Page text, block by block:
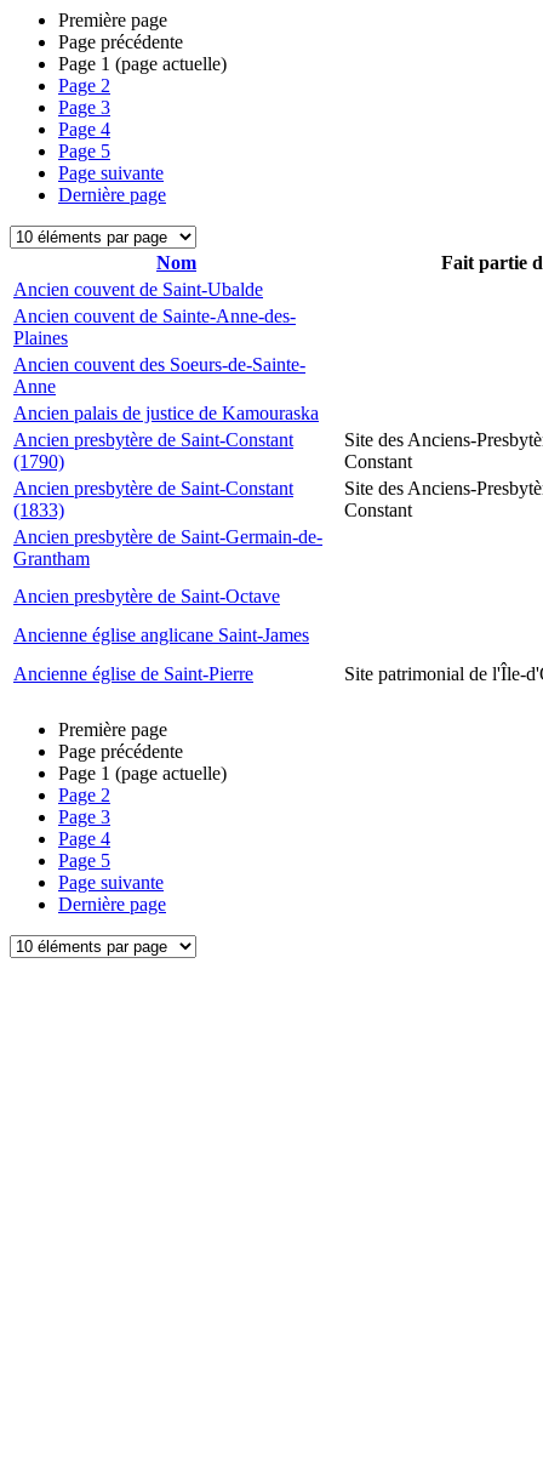
Première page
Page précédente
Page 1 (page actuelle)
Page 2
Page 3
Page 4
Page 5
Page suivante
Dernière page
Nom
Fait partie
Ancien couvent de Saint-Ubalde
Ancien couvent de Sainte-Anne-des-
Plaines
Ancien couvent des Soeurs-de-Sainte-
Anne
Ancien palais de justice de Kamouraska
Ancien presbytère de Saint-Constant
(1790)
Site des Anciens-
Constant
Ancien presbytère de Saint-Constant
(1833)
Site des Anciens-
Constant
Ancien presbytère de Saint-Germain-de-
Grantham
Ancien presbytère de Saint-Octave
Ancienne église anglicane Saint-James
Ancienne église de Saint-Pierre
Site patrimonial de l'Île-
Première page
Page précédente
Page 1 (page actuelle)
Page 2
Page 3
Page 4
Page 5
Page suivante
Dernière page